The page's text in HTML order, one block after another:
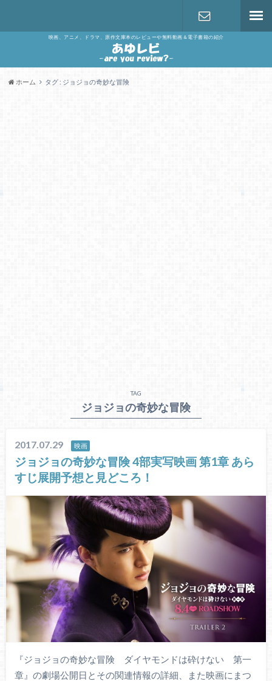
映画、アニメ、ドラマ、原作文庫本のレビューや無料動画＆電子書籍の紹介
ホーム タグ : ジョジョの奇妙な冒険
TAG
ジョジョの奇妙な冒険
2017.07.29 映画
ジョジョの奇妙な冒険 4部実写映画 第1章 あら
すじ展開予想と見どころ！
『ジョジョの奇妙な冒険 ダイヤモンドは砕けない 第一
章』の劇場公開日とその関連情報の詳細、また映画にまつ